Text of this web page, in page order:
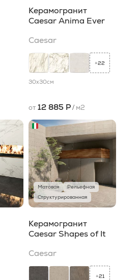
Керамогранит
Caesar Anima Ever
Caesar
+22
30x30см
от 12 885 Р/ м2
Матовая
Рельефная
Структурированная
Керамогранит
Caesar Shapes of It
Caesar
+21